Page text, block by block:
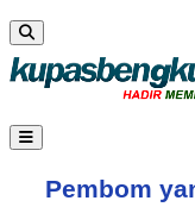
Pembom